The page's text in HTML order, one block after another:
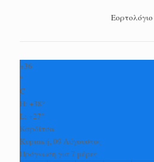
Εορτολόγιο
+36
°
C
H: +38°
L: +27°
Καρδίτσα
Κυριακή, 09 Αύγουστος
Πρόγνωση για 7 μέρες